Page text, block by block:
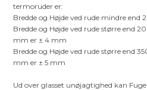
termoruder er:
Bredde og Højde ved rude mindre
Bredde og Højde ved rude større end
mm er ± 4 mm
Bredde og Højde ved rude større end
mm er ± 5 mm
Ud over glasset unøjagtighed kan